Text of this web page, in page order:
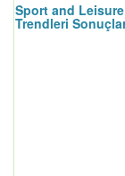
Sport and
Trendleri